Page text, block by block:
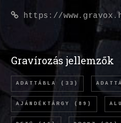
https://
Gravírozás jellemzők
ADATTÁBLA (33)
AJÁNDÉKTÁRGY (89)